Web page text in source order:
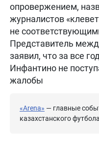
опровержением,
журналистов
не
Представитель
заявил, что за все
Инфантино не
жалобы
«Arena» — главные
казахстанского